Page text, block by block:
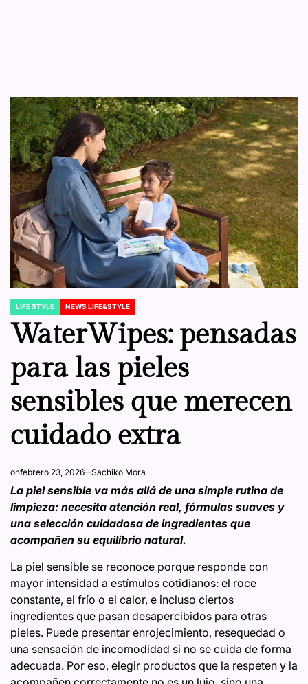
POSTED
IN
LIFE STYLE NEWS LIFE&STYLE
WaterWipes: pensadas
para las pieles
sensibles que merecen
cuidado extra
onfebrero 23, 2026 Sachiko Mora
La piel sensible va más allá de una simple rutina de
limpieza: necesita atención real, fórmulas suaves y
una selección cuidadosa de ingredientes que
acompañen su equilibrio natural.
La piel sensible se reconoce porque responde con
mayor intensidad a estímulos cotidianos: el roce
constante, el frío o el calor, e incluso ciertos
ingredientes que pasan desapercibidos para otras
pieles. Puede presentar enrojecimiento, resequedad o
una sensación de incomodidad si no se cuida de forma
adecuada. Por eso, elegir productos que la respeten y la